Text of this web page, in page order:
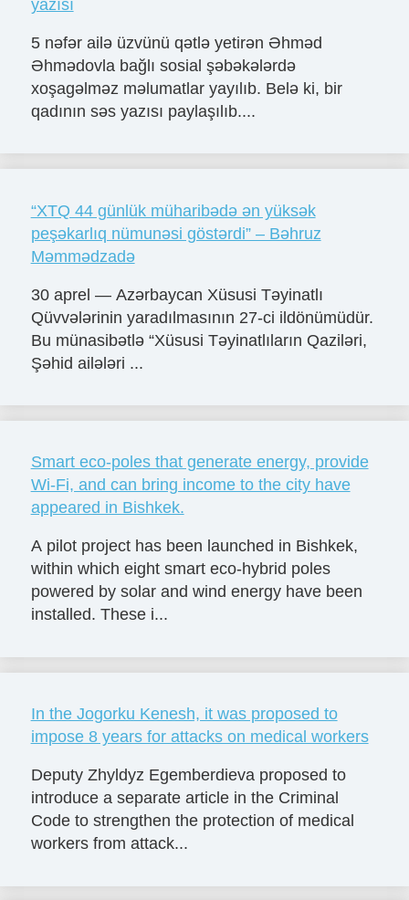
yazısı
5 nəfər ailə üzvünü qətlə yetirən Əhməd
Əhmədovla bağlı sosial şəbəkələrdə
xoşagəlməz məlumatlar yayılıb. Belə ki, bir
qadının səs yazısı paylaşılıb....
“XTQ 44 günlük müharibədə ən yüksək
peşəkarlıq nümunəsi göstərdi” – Bəhruz
Məmmədzadə
30 aprel — Azərbaycan Xüsusi Təyinatlı
Qüvvələrinin yaradılmasının 27-ci ildönümüdür.
Bu münasibətlə “Xüsusi Təyinatlıların Qaziləri,
Şəhid ailələri ...
Smart eco-poles that generate energy, provide
Wi-Fi, and can bring income to the city have
appeared in Bishkek.
A pilot project has been launched in Bishkek,
within which eight smart eco-hybrid poles
powered by solar and wind energy have been
installed. These i...
In the Jogorku Kenesh, it was proposed to
impose 8 years for attacks on medical workers
Deputy Zhyldyz Egemberdieva proposed to
introduce a separate article in the Criminal
Code to strengthen the protection of medical
workers from attack...